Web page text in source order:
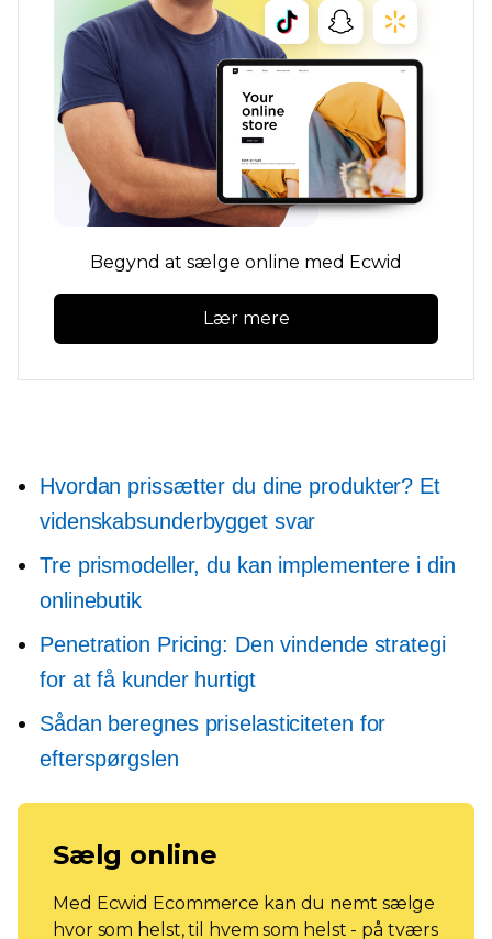
Begynd at sælge online med Ecwid
Lær mere
Hvordan prissætter du dine produkter? Et
videnskabsunderbygget svar
Tre prismodeller, du kan implementere i din
onlinebutik
Penetration Pricing: Den vindende strategi
for at få kunder hurtigt
Sådan beregnes priselasticiteten for
efterspørgslen
Sælg online
Med Ecwid Ecommerce kan du nemt sælge
hvor som helst, til hvem som helst - på tværs